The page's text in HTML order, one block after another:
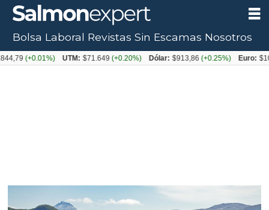
Bolsa Laboral Revistas Sin Escamas Nosotros
UTM: $71.649 (+0.20%) Dólar: $913,86 (+0.25%) Euro: $1053,08(-